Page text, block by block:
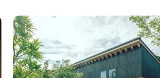
ル。